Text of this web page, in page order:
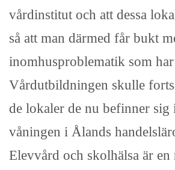
vårdinstitut och att dessa
så att man därmed får bukt
inomhusproblematik som
Vårdutbildningen skulle
de lokaler de nu befinner sig
våningen i Ålands
Elevvård och skolhälsa är